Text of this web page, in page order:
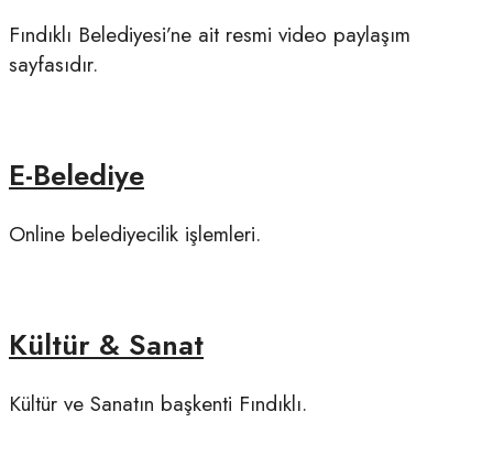
Fındıklı Belediyesi’ne ait resmi video paylaşım
sayfasıdır.
E-Belediye
Online belediyecilik işlemleri.
Kültür & Sanat
Kültür ve Sanatın başkenti Fındıklı.